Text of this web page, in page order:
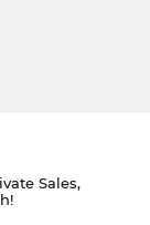
Sales,